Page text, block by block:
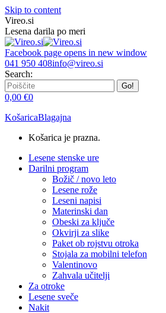
Skip to content
Vireo.si
Lesena darila po meri
Facebook page opens in new window
041 950 408info@vireo.si
Search:
0,00 €0
KošaricaBlagajna
Košarica je prazna.
Lesene stenske ure
Darilni program
Božič / novo leto
Lesene rože
Leseni napisi
Materinski dan
Obeski za ključe
Okvirji za slike
Paket ob rojstvu otroka
Stojala za mobilni telefon
Valentinovo
Zahvala učitelji
Za otroke
Lesene sveče
Nakit